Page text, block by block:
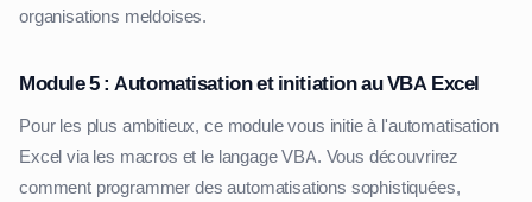
organisations meldoises.
Module 5 : Automatisation et initiation au VBA Excel
Pour les plus ambitieux, ce module vous initie à l'automatisation
Excel via les macros et le langage VBA. Vous découvrirez
comment programmer des automatisations sophistiquées,